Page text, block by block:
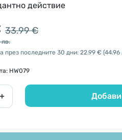
действие
33.99 €
лв.
през последните 30 дни: 22.99 € (44.96
HW079
+